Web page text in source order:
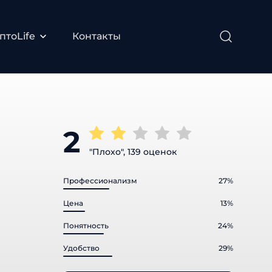
Контакты
2 "Плохо", 139 оценок
Профессионализм 27%
Цена 13%
Понятность 24%
Удобство 29%